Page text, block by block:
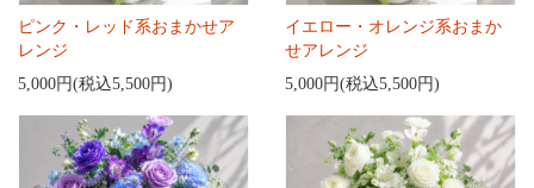
ピンク・レッド系おまかせア
レンジ
5,000円(税込5,500円)
イエロー・オレンジ系おまか
せアレンジ
5,000円(税込5,500円)